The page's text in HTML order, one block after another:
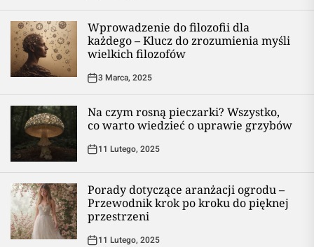
Wprowadzenie do filozofii dla
każdego – Klucz do zrozumienia myśli
wielkich filozofów
3 Marca, 2025
Na czym rosną pieczarki? Wszystko,
co warto wiedzieć o uprawie grzybów
11 Lutego, 2025
Porady dotyczące aranżacji ogrodu –
Przewodnik krok po kroku do pięknej
przestrzeni
11 Lutego, 2025